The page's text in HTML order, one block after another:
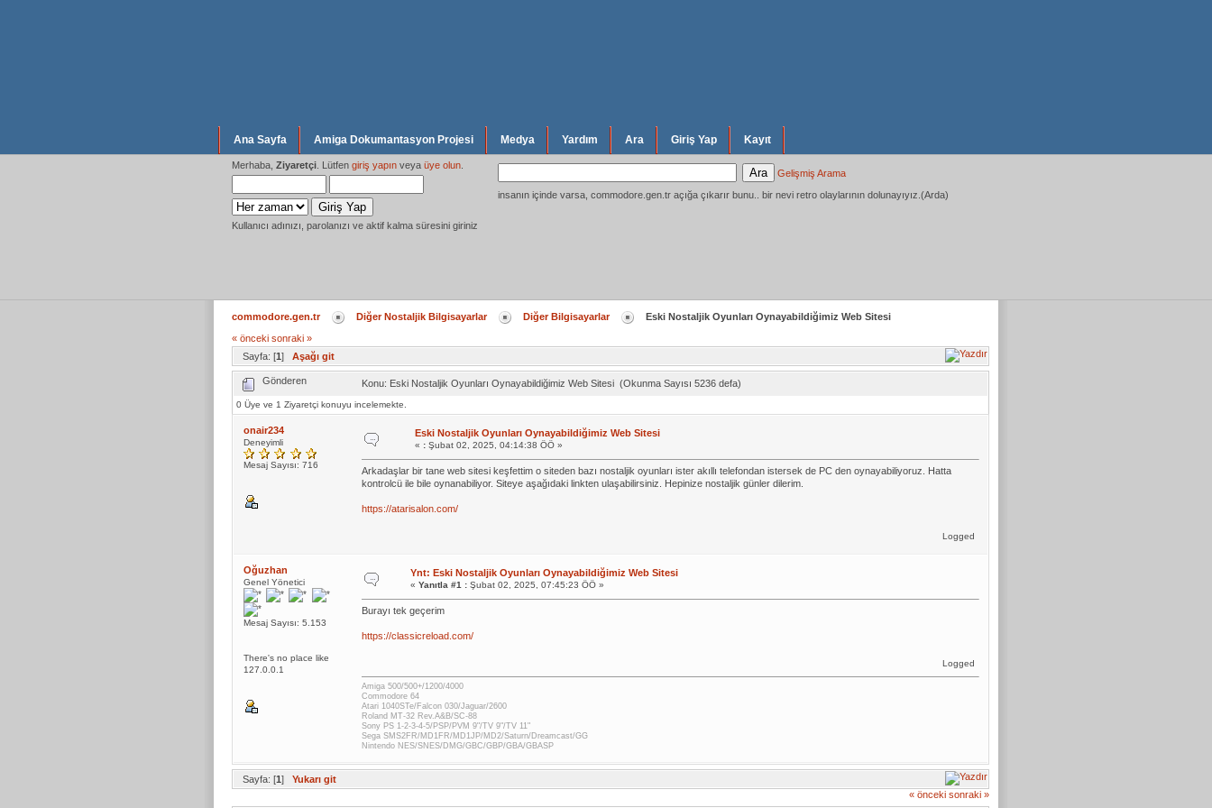
Ana Sayfa Amiga Dokumantasyon Projesi Medya Yardım Ara Giriş Yap Kayıt
Merhaba, Ziyaretçi . Lütfen giriş yapın veya üye olun
Kullanıcı adınızı, parolanızı ve aktif kalma süresini giriniz
Gelişmiş Arama
insanın içinde varsa, commodore.gen.tr açığa çıkarır bunu.. bir nevi retro olaylarının dolunayıyız.(Arda)
commodore.gen.tr Diğer Nostaljik Bilgisayarlar Diğer Bilgisayarlar
Eski Nostaljik Oyunları Oynayabildiğimiz Web Sitesi
« önceki sonraki »
Sayfa: [1] Aşağı git
Gönderen Konu: Eski Nostaljik Oyunları Oynayabildiğimiz Web Sitesi (Okunma Sayısı 5236 defa)
0 Üye ve 1 Ziyaretçi konuyu incelemekte.
onair234
Deneyimli
Mesaj Sayısı: 716
Eski Nostaljik Oyunları Oynayabildiğimiz Web Sitesi
« :Şubat 02, 2025, 04:14:38 ÖÖ »
Arkadaşlar bir tane web sitesi keşfettim o siteden bazı nostaljik oyunları ister akıllı telefondan istersek de PC den oynayabiliyoruz. Hatta
kontrolcü ile bile oynanabiliyor. Siteye aşağıdaki linkten ulaşabilirsiniz. Hepinize nostaljik günler dilerim.
https://atarisalon.com/
Logged
Oğuzhan
Genel Yönetici
Mesaj Sayısı: 5.153
There's no place like
127.0.0.1
Ynt: Eski Nostaljik Oyunları Oynayabildiğimiz Web Sitesi
« Yanıtla #1 :Şubat 02, 2025, 07:45:23 ÖÖ »
Burayı tek geçerim
https://classicreload.com/
Logged
Amiga 500/500+/1200/4000
Commodore 64
Atari 1040STe/Falcon 030/Jaguar/2600
Roland MT-32 Rev.A&B/SC-88
Sony PS 1-2-3-4-5/PSP/PVM 9"/TV 9"/TV 11"
Sega SMS2FR/MD1FR/MD1JP/MD2/Saturn/Dreamcast/GG
Nintendo NES/SNES/DMG/GBC/GBP/GBA/GBASP
Sayfa: [1] Yukarı git
« önceki sonraki »